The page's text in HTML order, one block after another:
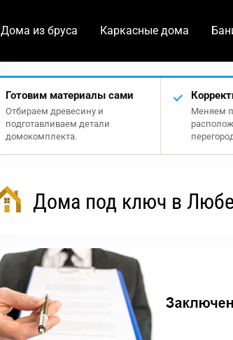
Дома из бруса Каркасные дома
Готовим материалы сами
Отбираем древесину и
подготавливаем детали
домокомплекта.
Меняем
Дома под ключ в